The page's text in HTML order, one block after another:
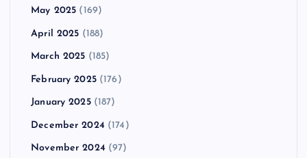
May 2025 (169)
April 2025 (188)
March 2025 (185)
February 2025(176)
January 2025(187)
December 2024 (174)
November 2024 (97)